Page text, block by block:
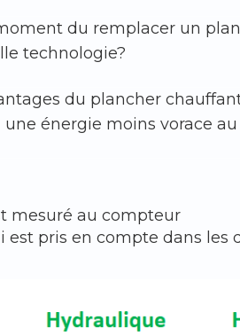
du remplacer un
technologie?
du plancher
énergie moins vorace
mesuré au compteur
est pris en compte dans les